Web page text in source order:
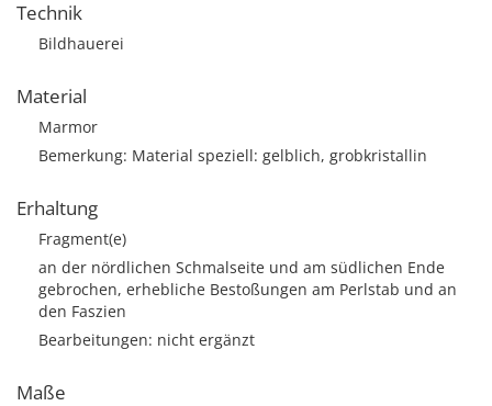
Technik
Bildhauerei
Material
Marmor
Bemerkung: Material speziell: gelblich, grobkristallin
Erhaltung
Fragment(e)
an der nördlichen Schmalseite und am südlichen Ende
gebrochen, erhebliche Bestoßungen am Perlstab und an
den Faszien
Bearbeitungen: nicht ergänzt
Maße